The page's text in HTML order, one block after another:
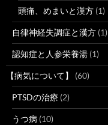
頭痛、めまいと漢方 (1)
自律神経失調症と漢方 (1)
認知症と人参栄養湯 (1)
【病気について】 (60)
PTSDの治療 (2)
うつ病 (10)